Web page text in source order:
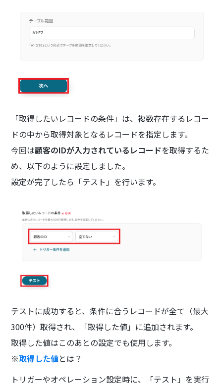
「取得したいレコードの条件」は、複数存在するレコー
ドの中から取得対象となるレコードを指定します。
今回は顧客のIDが入力されているレコードを取得するた
め、以下のように設定しました。
設定が完了したら「テスト」を行います。
テストに成功すると、条件に合うレコードが全て（最大
300件）取得され、「取得した値」に追加されます。
取得した値はこのあとの設定でも使用します。
※取得した値とは？
トリガーやオペレーション設定時に、「テスト」を実行